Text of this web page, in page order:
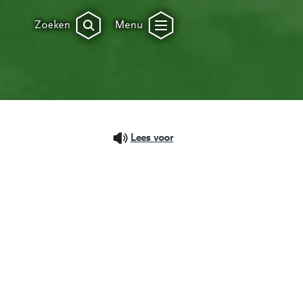
Zoeken Menu
Lees voor